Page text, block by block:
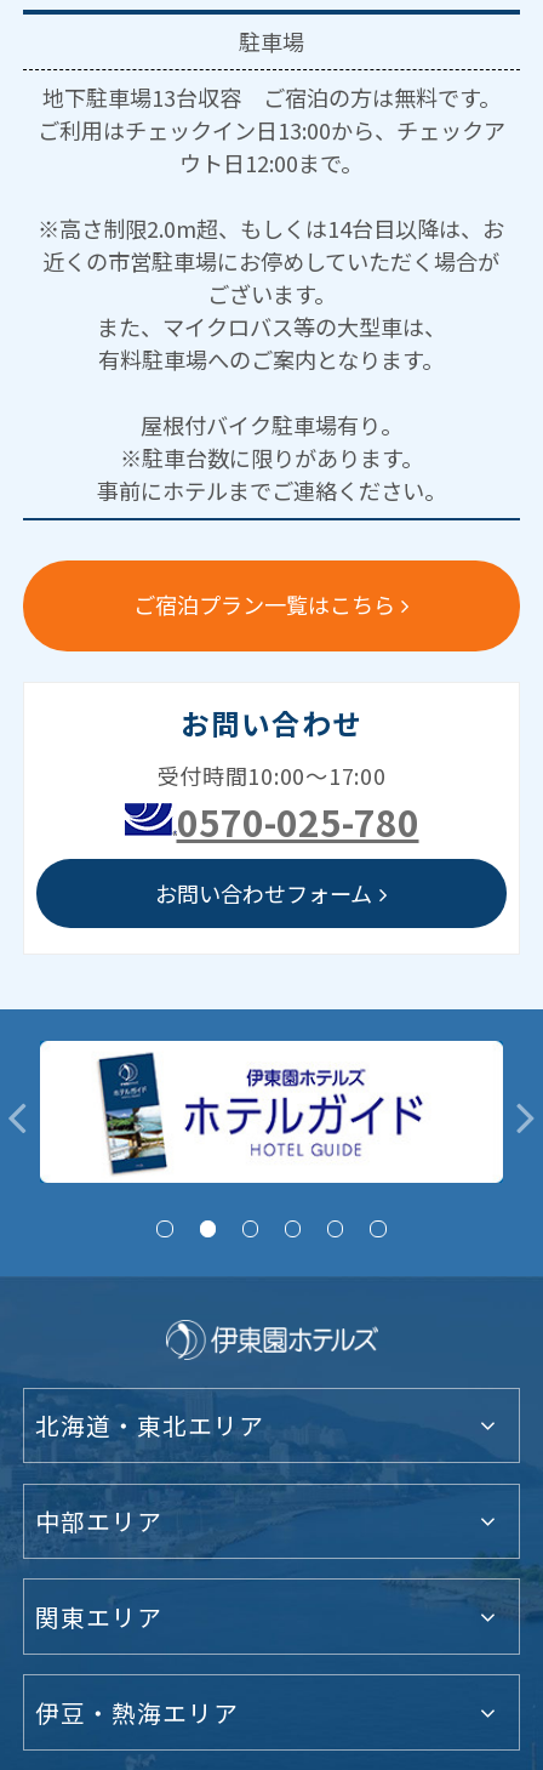
駐車場
地下駐車場13台収容 ご宿泊の方は無料です。
ご利用はチェックイン日13:00から、チェックア
ウト日12:00まで。
※高さ制限2.0m超、もしくは14台目以降は、お
近くの市営駐車場にお停めしていただく場合が
ございます。
また、マイクロバス等の大型車は、
有料駐車場へのご案内となります。
屋根付バイク駐車場有り。
※駐車台数に限りがあります。
事前にホテルまでご連絡ください。
ご宿泊プラン一覧はこちら
お問い合わせ
受付時間10:00～17:00
0570-025-780
お問い合わせフォーム
北海道・東北エリア
中部エリア
関東エリア
伊豆・熱海エリア